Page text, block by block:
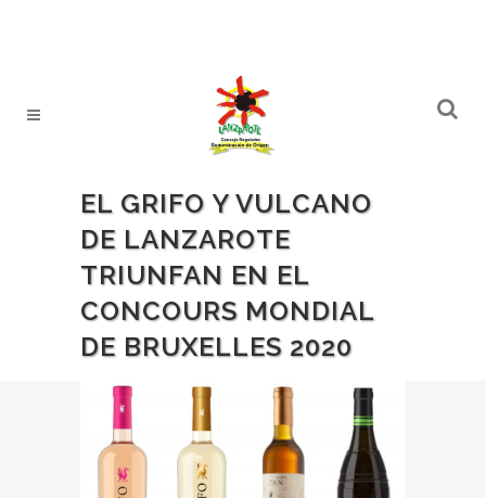
EL GRIFO Y VULCANO
DE LANZAROTE
TRIUNFAN EN EL
CONCOURS MONDIAL
DE BRUXELLES 2020